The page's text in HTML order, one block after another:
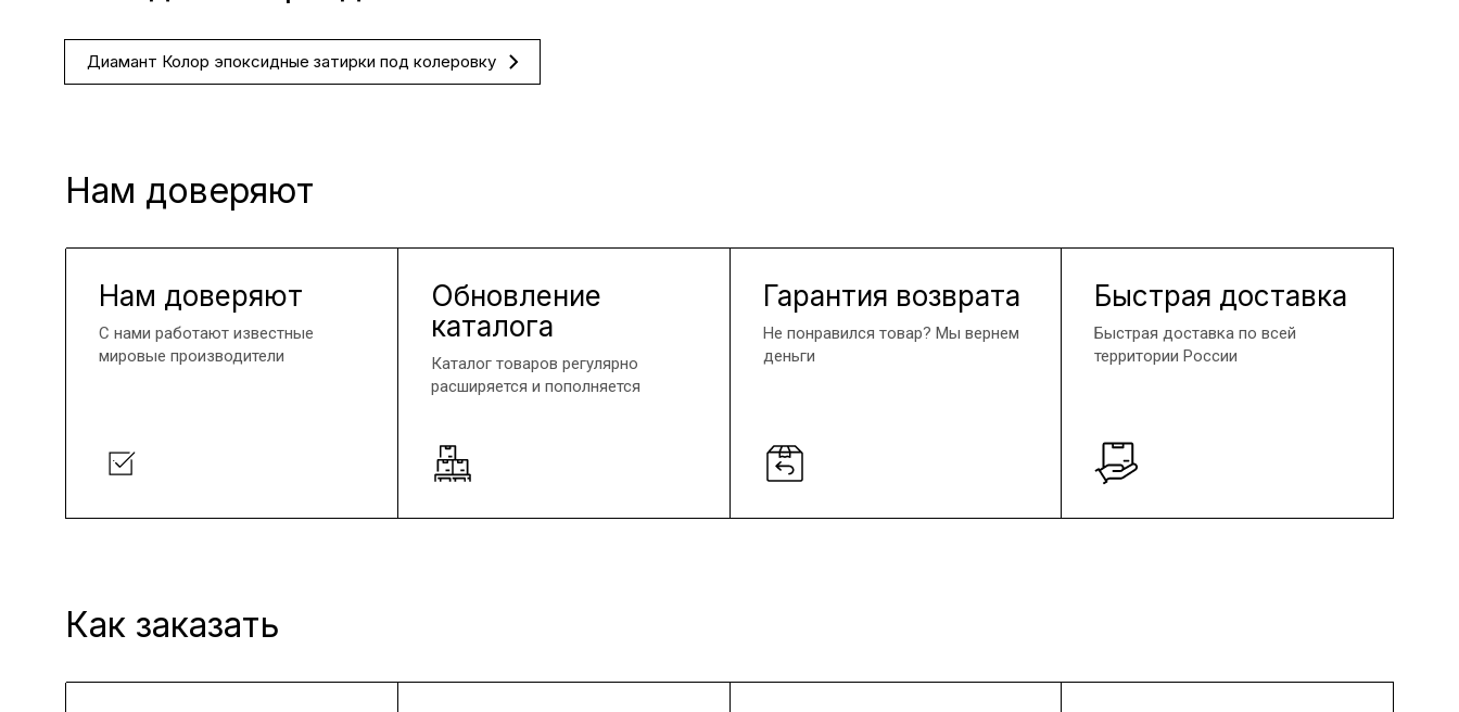
Диамант Колор эпоксидные затирки под колеровку
Нам доверяют
Нам доверяют
С нами работают известные
мировые производители
Обновление
каталога
Каталог товаров регулярно
расширяется и пополняется
Гарантия возврата
Не понравился товар? Мы вернем
деньги
Быстрая доставка
Быстрая доставка по всей
территории России
Как заказать